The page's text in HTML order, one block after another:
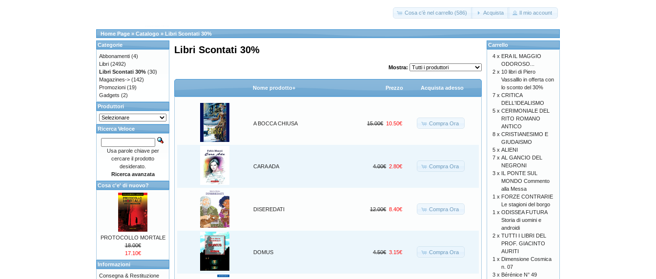
Cosa c'è nel carrello (586) Acquista Il mio account
Home Page » Catalogo » Libri Scontati 30%
Libri Scontati 30%
Mostra:
Nome prodotto+ Prezzo Acquista adesso
A BOCCA CHIUSA 15.00€ 10.50€ Compra Ora
CARA ADA 4.00€ 2.80€ Compra Ora
DISEREDATI 12.00€ 8.40€ Compra Ora
DOMUS 4.50€ 3.15€ Compra Ora
Categorie
Abbonamenti (4)
Libri (2492)
Libri Scontati 30% (30)
Magazines-> (142)
Promozioni (19)
Gadgets (2)
Produttori
Ricerca Veloce
Usa parole chiave per
cercare il prodotto
desiderato.
Ricerca avanzata
Cosa c'e' di nuovo?
PROTOCOLLO MORTALE
18.00€
17.10€
Informazioni
Consegna & Restituzione
Carrello
4 x ERA IL MAGGIO
ODOROSO...
2 x 10 libri di Piero
Vassalllo in offerta con
lo sconto del 30%
7 x CRITICA
DELL'IDEALISMO
5 x CERIMONIALE DEL
RITO ROMANO
ANTICO
8 x CRISTIANESIMO E
GIUDAISMO
5 x ALIENI
7 x AL GANCIO DEL
NEGRONI
3 x IL PONTE SUL
MONDO Commento
alla Messa
1 x FORZE CONTRARIE
Le stagioni del borgo
1 x ODISSEA FUTURA
Storia di uomini e
androidi
2 x TUTTI I LIBRI DEL
PROF. GIACINTO
AURITI
1 x Dimensione Cosmica
n. 07
3 x Bérénice N° 49